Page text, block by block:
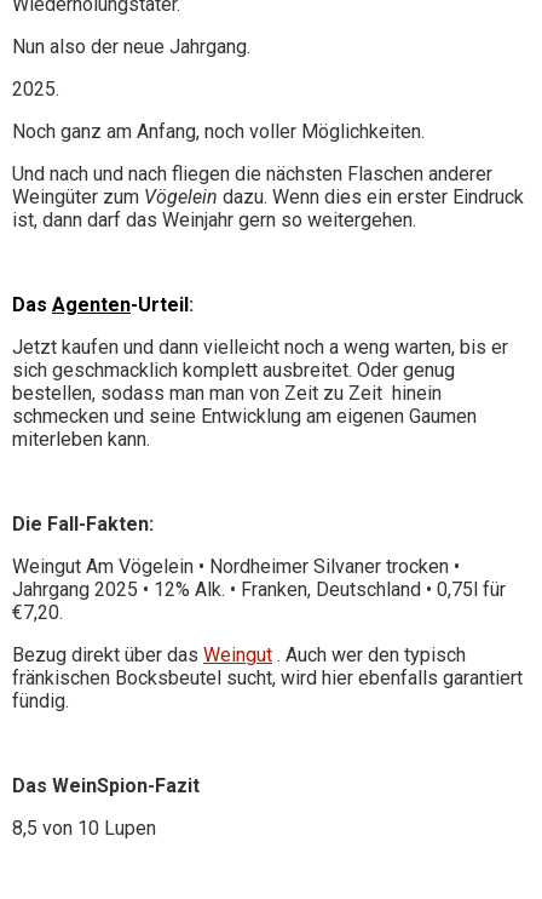
Nun also der neue Jahrgang.
2025.
Noch ganz am Anfang, noch voller Möglichkeiten.
Und nach und nach fliegen die nächsten Flaschen anderer
Weingüter zum Vögelein dazu. Wenn dies ein erster Eindruck
ist, dann darf das Weinjahr gern so weitergehen.
Das Agenten-Urteil:
Jetzt kaufen und dann vielleicht noch a weng warten, bis er
sich geschmacklich komplett ausbreitet. Oder genug
bestellen, sodass man man von Zeit zu Zeit hinein
schmecken und seine Entwicklung am eigenen Gaumen
miterleben kann.
Die Fall-Fakten:
Weingut Am Vögelein • Nordheimer Silvaner trocken •
Jahrgang 2025 • 12% Alk. • Franken, Deutschland • 0,75l für
€7,20.
Bezug direkt über das Weingut . Auch wer den typisch
fränkischen Bocksbeutel sucht, wird hier ebenfalls garantiert
fündig.
Das WeinSpion-Fazit
8,5 von 10 Lupen